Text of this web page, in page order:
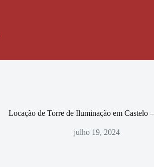
Locação de Torre de Iluminação em Castelo
julho 19, 2024